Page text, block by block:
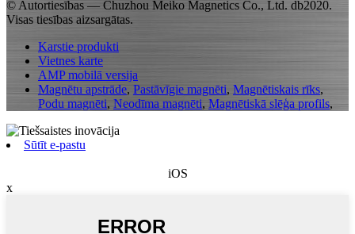
© Autortiesības — Chuzhou Meiko Magnetics Co., Ltd. db2020.
Visas tiesības aizsargātas.
Karstie produkti
Vietnes karte
AMP mobilā versija
Magnētu apstrāde, Pastāvīgie magnēti, Magnētiskais rīks,
Podu magnēti, Neodīma magnēti, Magnētiskā slēģa profils,
Sūtīt e-pastu
iOS
x